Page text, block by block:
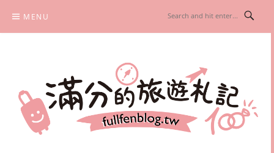
content
MENU